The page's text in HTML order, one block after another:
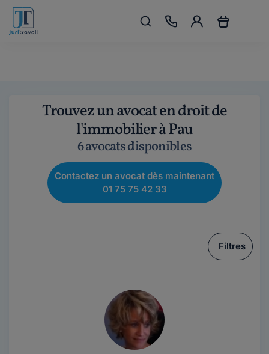
Trouvez un avocat en droit de
l'immobilier à Pau
6 avocats disponibles
Contactez un avocat dès maintenant
01 75 75 42 33
Filtres